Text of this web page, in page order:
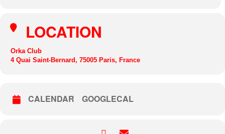
LOCATION
Orka Club
4 Quai Saint-Bernard, 75005 Paris, France
CALENDAR GOOGLECAL